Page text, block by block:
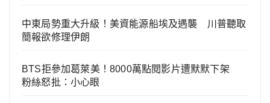
中東局勢重大升級！美資能源船埃及遇襲 川普聽取
簡報欲修理伊朗
BTS拒參加葛萊美！8000萬點閱影片遭默默下架
粉絲怒批：小心眼